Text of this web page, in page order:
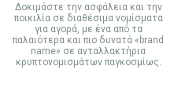
Δοκιμάστε την ασφάλεια και την
ποικιλία σε διαθέσιμα νομίσματα
για αγορά, με ένα από τα
παλαιότερα και πιο δυνατά «brand
name» σε ανταλλακτήρια
κρυπτονομισμάτων παγκοσμίως.